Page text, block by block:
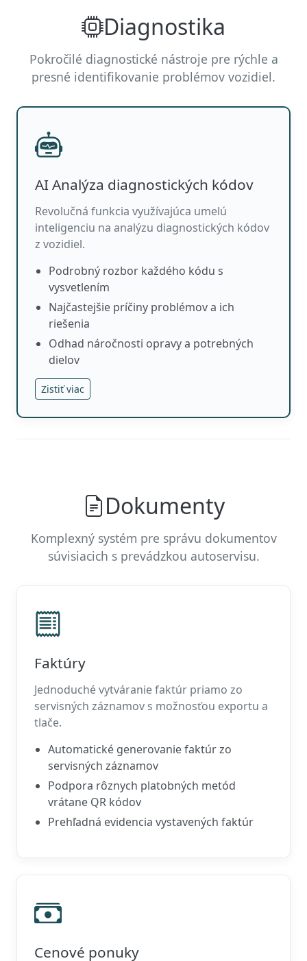
Diagnostika
Pokročilé diagnostické nástroje pre rýchle a
presné identifikovanie problémov vozidiel.
AI Analýza diagnostických kódov
Revolučná funkcia využívajúca umelú
inteligenciu na analýzu diagnostických kódov
z vozidiel.
Podrobný rozbor každého kódu s
vysvetlením
Najčastejšie príčiny problémov a ich
riešenia
Odhad náročnosti opravy a potrebných
dielov
Zistiť viac
Dokumenty
Komplexný systém pre správu dokumentov
súvisiacich s prevádzkou autoservisu.
Faktúry
Jednoduché vytváranie faktúr priamo zo
servisných záznamov s možnosťou exportu a
tlače.
Automatické generovanie faktúr zo
servisných záznamov
Podpora rôznych platobných metód
vrátane QR kódov
Prehľadná evidencia vystavených faktúr
Cenové ponuky